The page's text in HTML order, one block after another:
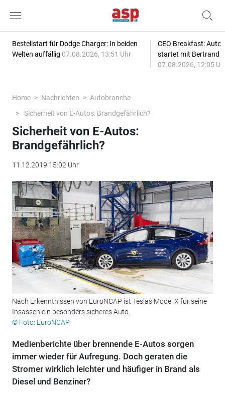
Bestellstart für Dodge Charger: In beiden
Welten auffällig 07.08.2026, 13:51 Uhr
CEO Breakfast:
startet mit Bertrand
07.08.2026, 12:05
Home Nachrichten
Autobranche
Sicherheit von E-Autos: Brandgefährlich?
Sicherheit von E-Autos:
Brandgefährlich?
11.12.2019 15:02 Uhr
Nach Erkenntnissen von EuroNCAP ist Teslas Model X für seine
Insassen ein besonders sicheres Auto.
© Foto: EuroNCAP
Medienberichte über brennende E-Autos sorgen
immer wieder für Aufregung. Doch geraten die
Stromer wirklich leichter und häufiger in Brand als
Diesel und Benziner?